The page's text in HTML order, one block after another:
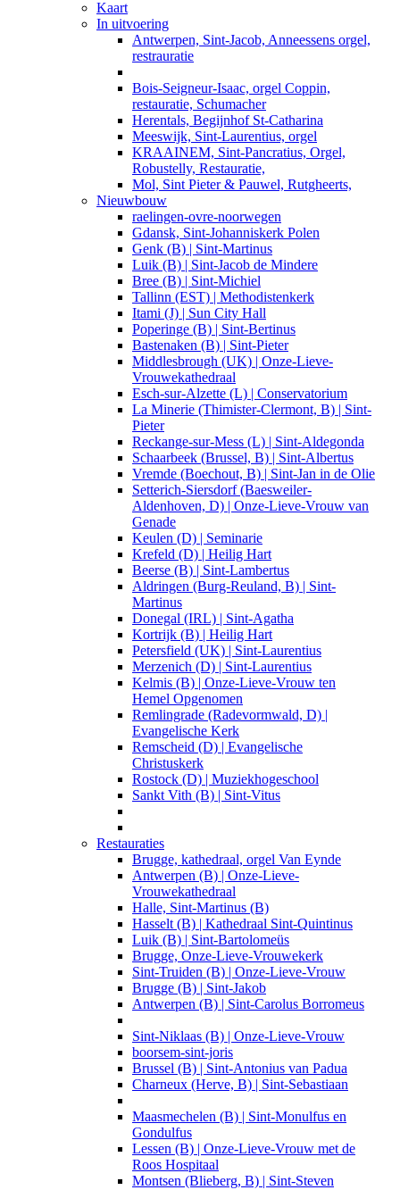
Kaart
In uitvoering
Antwerpen, Sint-Jacob, Anneessens orgel,
restrauratie
Bois-Seigneur-Isaac, orgel Coppin,
restauratie, Schumacher
Herentals, Begijnhof St-Catharina
Meeswijk, Sint-Laurentius, orgel
KRAAINEM, Sint-Pancratius, Orgel,
Robustelly, Restauratie,
Mol, Sint Pieter & Pauwel, Rutgheerts,
Nieuwbouw
raelingen-ovre-noorwegen
Gdansk, Sint-Johanniskerk Polen
Genk (B) | Sint-Martinus
Luik (B) | Sint-Jacob de Mindere
Bree (B) | Sint-Michiel
Tallinn (EST) | Methodistenkerk
Itami (J) | Sun City Hall
Poperinge (B) | Sint-Bertinus
Bastenaken (B) | Sint-Pieter
Middlesbrough (UK) | Onze-Lieve-
Vrouwekathedraal
Esch-sur-Alzette (L) | Conservatorium
La Minerie (Thimister-Clermont, B) | Sint-
Pieter
Reckange-sur-Mess (L) | Sint-Aldegonda
Schaarbeek (Brussel, B) | Sint-Albertus
Vremde (Boechout, B) | Sint-Jan in de Olie
Setterich-Siersdorf (Baesweiler-
Aldenhoven, D) | Onze-Lieve-Vrouw van
Genade
Keulen (D) | Seminarie
Krefeld (D) | Heilig Hart
Beerse (B) | Sint-Lambertus
Aldringen (Burg-Reuland, B) | Sint-
Martinus
Donegal (IRL) | Sint-Agatha
Kortrijk (B) | Heilig Hart
Petersfield (UK) | Sint-Laurentius
Merzenich (D) | Sint-Laurentius
Kelmis (B) | Onze-Lieve-Vrouw ten
Hemel Opgenomen
Remlingrade (Radevormwald, D) |
Evangelische Kerk
Remscheid (D) | Evangelische
Christuskerk
Rostock (D) | Muziekhogeschool
Sankt Vith (B) | Sint-Vitus
Restauraties
Brugge, kathedraal, orgel Van Eynde
Antwerpen (B) | Onze-Lieve-
Vrouwekathedraal
Halle, Sint-Martinus (B)
Hasselt (B) | Kathedraal Sint-Quintinus
Luik (B) | Sint-Bartolomeüs
Brugge, Onze-Lieve-Vrouwekerk
Sint-Truiden (B) | Onze-Lieve-Vrouw
Brugge (B) | Sint-Jakob
Antwerpen (B) | Sint-Carolus Borromeus
Sint-Niklaas (B) | Onze-Lieve-Vrouw
boorsem-sint-joris
Brussel (B) | Sint-Antonius van Padua
Charneux (Herve, B) | Sint-Sebastiaan
Maasmechelen (B) | Sint-Monulfus en
Gondulfus
Lessen (B) | Onze-Lieve-Vrouw met de
Roos Hospitaal
Montsen (Blieberg, B) | Sint-Steven